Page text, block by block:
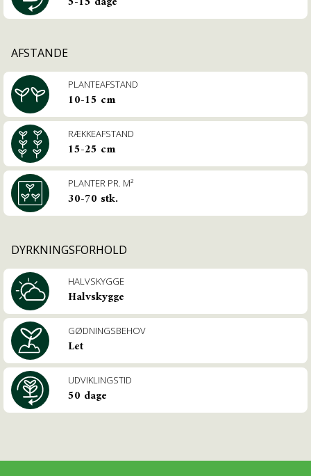
AFSTANDE
PLANTEAFSTAND
10-15 cm
RÆKKEAFSTAND
15-25 cm
PLANTER PR. M²
30-70 stk.
DYRKNINGSFORHOLD
HALVSKYGGE
Halvskygge
GØDNINGSBEHOV
Let
UDVIKLINGSTID
50 dage